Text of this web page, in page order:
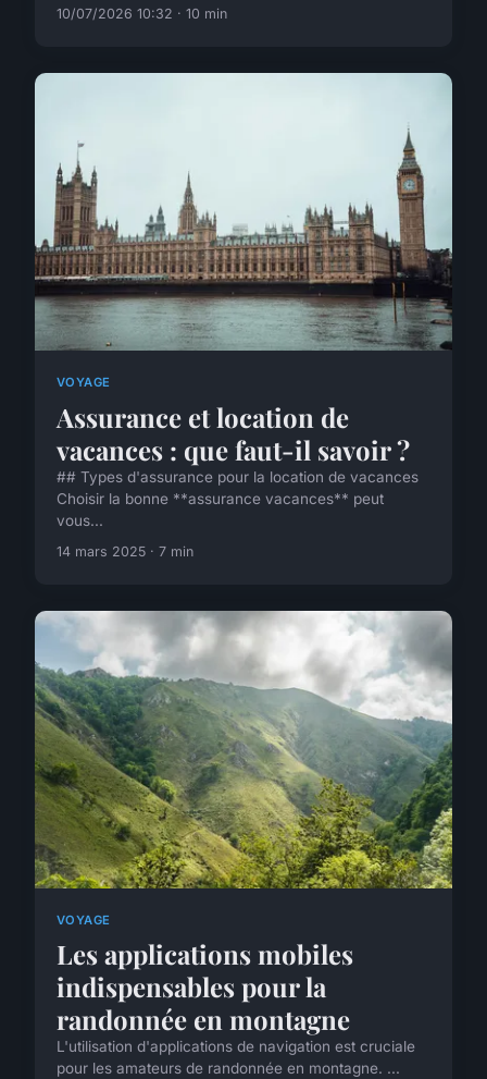
10/07/2026 10:32 · 10 min
VOYAGE
Assurance et location de
vacances : que faut-il savoir ?
## Types d'assurance pour la location de vacances
Choisir la bonne **assurance vacances** peut
vous...
14 mars 2025 · 7 min
VOYAGE
Les applications mobiles
indispensables pour la
randonnée en montagne
L'utilisation d'applications de navigation est cruciale
pour les amateurs de randonnée en montagne. ...